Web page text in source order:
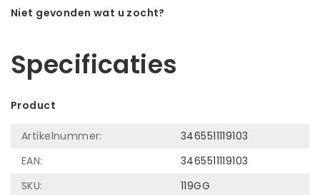
Niet gevonden wat u zocht?
Specificaties
Product
Artikelnummer:
3465511119103
EAN:
3465511119103
SKU:
119GG